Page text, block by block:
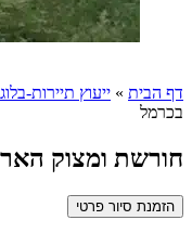
דף הבית » ייעוץ תיירות-
בכרמל
חורשת ומצוק
הזמנת סיור פרטי